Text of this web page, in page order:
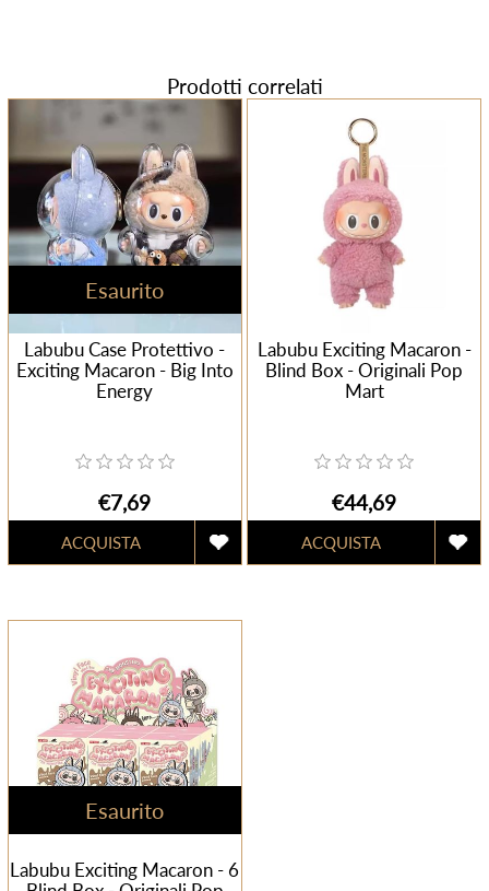
Prodotti correlati
Esaurito
Labubu Case Protettivo -
Exciting Macaron - Big Into
Energy
€7,69
Labubu Exciting Macaron -
Blind Box - Originali Pop
Mart
€44,69
Esaurito
Labubu Exciting Macaron - 6